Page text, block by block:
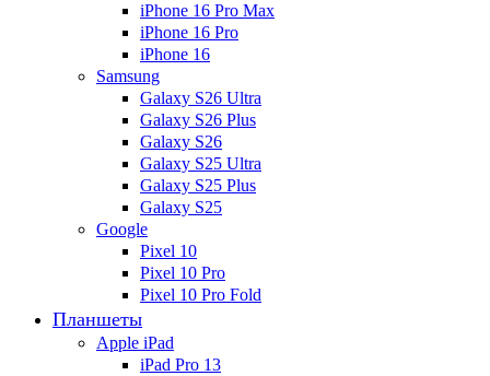
iPhone 16 Pro Max
iPhone 16 Pro
iPhone 16
Samsung
Galaxy S26 Ultra
Galaxy S26 Plus
Galaxy S26
Galaxy S25 Ultra
Galaxy S25 Plus
Galaxy S25
Google
Pixel 10
Pixel 10 Pro
Pixel 10 Pro Fold
Планшеты
Apple iPad
iPad Pro 13